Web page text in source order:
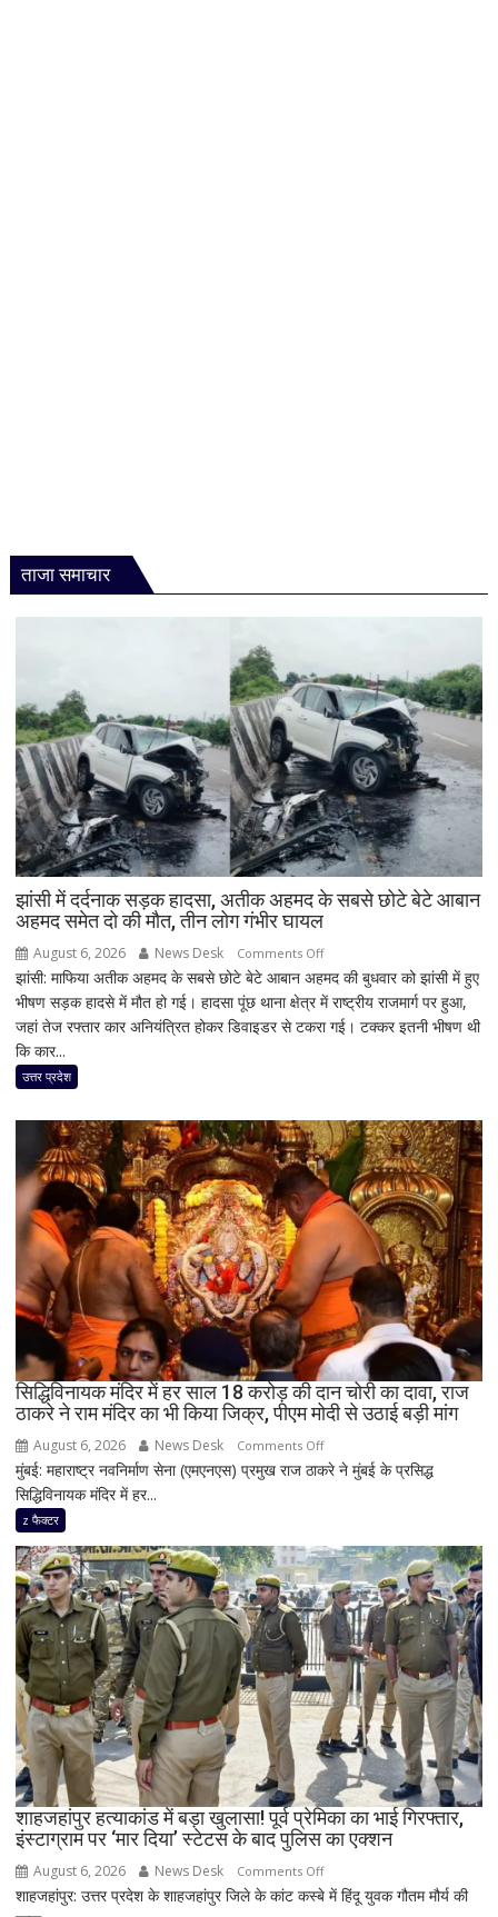
ताजा समाचार
झांसी में दर्दनाक सड़क हादसा, अतीक अहमद के सबसे छोटे बेटे आबान
अहमद समेत दो की मौत, तीन लोग गंभीर घायल
August 6, 2026 News Desk Comments Offon
झांसी
में
दर्दनाक
अहमद
के
सबसे
छोटे
बेटे
आबान
अहमद
समेत
की
मौत,
तीन
लोग
गंभीर
घायल
झांसी: माफिया अतीक अहमद के सबसे छोटे बेटे आबान अहमद की बुधवार को झांसी में हुए
भीषण सड़क हादसे में मौत हो गई। हादसा पूंछ थाना क्षेत्र में राष्ट्रीय राजमार्ग पर हुआ,
जहां तेज रफ्तार कार अनियंत्रित होकर डिवाइडर से टकरा गई। टक्कर इतनी भीषण थी
कि कार...
उत्तर प्रदेश
सिद्धिविनायक मंदिर में हर साल 18 करोड़ की दान चोरी का दावा, राज
ठाकरे ने राम मंदिर का भी किया जिक्र, पीएम मोदी से उठाई बड़ी मांग
August 6, 2026 News Desk Comments Offon
सिद्धिविनायक
हर
साल
18
करोड़
की
दान
चोरी
का
दावा,
राज
ठाकरे
ने
राम
का
मुंबई: महाराष्ट्र नवनिर्माण सेना (एमएनएस) प्रमुख राज ठाकरे ने मुंबई के प्रसिद्ध
सिद्धिविनायक मंदिर में हर...
z फैक्टर
शाहजहांपुर हत्याकांड में बड़ा खुलासा! पूर्व प्रेमिका का भाई गिरफ्तार,
इंस्टाग्राम पर ‘मार दिया’ स्टेटस के बाद पुलिस का एक्शन
August 6, 2026 News Desk Comments Offon
शाहजहांपुर
शाहजहांपुर: उत्तर प्रदेश के शाहजहांपुर जिले के कांट कस्बे में हिंदू युवक गौतम मौर्य की